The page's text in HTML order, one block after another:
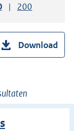
pagina
per pagina
resultaten per
Toon
200
Download